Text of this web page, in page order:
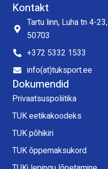
Kontakt
Tartu linn, Luha tn 4-23,
50703
+372 5332 1533
info(at)tuksport.ee
Dokumendid
Privaatsuspoliitika
TUK eetikakoodeks
TUK põhikiri
TUK õppemaksukord